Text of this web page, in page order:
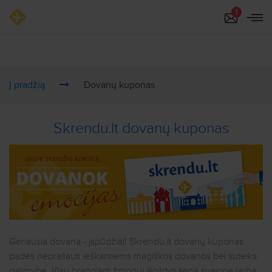
Į pradžią Dovanų kuponas
Skrendu.lt dovanų kuponas
Geriausia dovana - įspūdžiai! Skrendu.lt dovanų kuponas
padės neprašauti ieškantiems magiškos dovanos bei suteiks